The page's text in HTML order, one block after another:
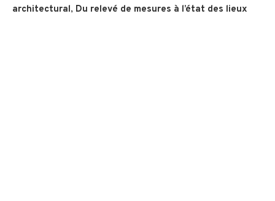
architectural, Du relevé de mesures à l’état des lieux